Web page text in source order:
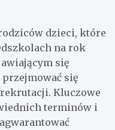
dzieci, które
na rok
się
się
Kluczowe
terminów i